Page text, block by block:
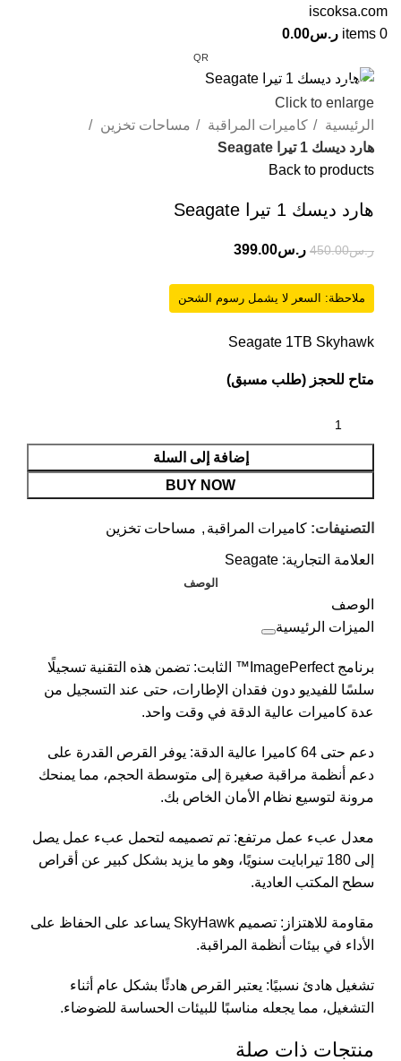
0
items ر.س0.00
QR
-11%
Click to enlarge
الرئيسية
كاميرات المراقبة
مساحات تخزين
هارد ديسك 1 تيرا Seagate
Back to products
هارد ديسك 1 تيرا Seagate
ر.س450.00 ر.س399.00
ملاحظة: السعر لا يشمل رسوم الشحن
Seagate 1TB Skyhawk
متاح للحجز (طلب مسبق)
إضافة إلى السلة
BUY NOW
التصنيفات: كاميرات المراقبة , مساحات تخزين
العلامة التجارية: Seagate
الوصف
الوصف
الميزات الرئيسية
برنامج ImagePerfect™ الثابت: تضمن هذه التقنية تسجيلًا
سلسًا للفيديو دون فقدان الإطارات، حتى عند التسجيل من
عدة كاميرات عالية الدقة في وقت واحد.
دعم حتى 64 كاميرا عالية الدقة: يوفر القرص القدرة على
دعم أنظمة مراقبة صغيرة إلى متوسطة الحجم، مما يمنحك
مرونة لتوسيع نظام الأمان الخاص بك.
معدل عبء عمل مرتفع: تم تصميمه لتحمل عبء عمل يصل
إلى 180 تيرابايت سنويًا، وهو ما يزيد بشكل كبير عن أقراص
سطح المكتب العادية.
مقاومة للاهتزاز: تصميم SkyHawk يساعد على الحفاظ على
الأداء في بيئات أنظمة المراقبة.
تشغيل هادئ نسبيًا: يعتبر القرص هادئًا بشكل عام أثناء
التشغيل، مما يجعله مناسبًا للبيئات الحساسة للضوضاء.
منتجات ذات صلة